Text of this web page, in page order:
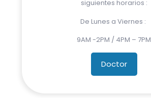
siguientes horarios :
De Lunes a Viernes :
9AM -2PM / 4PM – 7PM
Doctor